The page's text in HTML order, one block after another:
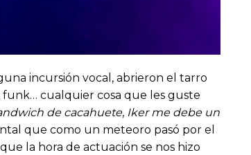
incursión vocal, abrieron el tarro
funk… cualquier cosa que les guste
de cacahuete, Iker me debe un
que como un meteoro pasó por el
la hora de actuación se nos hizo